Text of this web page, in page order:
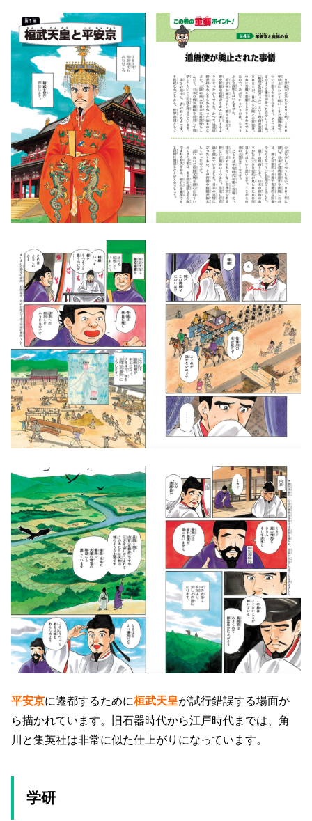
平安京に遷都するために桓武天皇が試行錯誤する場面か
ら描かれています。旧石器時代から江戸時代までは、角
川と集英社は非常に似た仕上がりになっています。
学研